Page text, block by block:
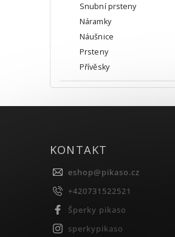
Snubní prsteny
Náramky
Náušnice
Prsteny
Přívěsky
KONTAKT
eshop@pikaso.cz
+420731522521
Šperky pikaso
sperkypikaso